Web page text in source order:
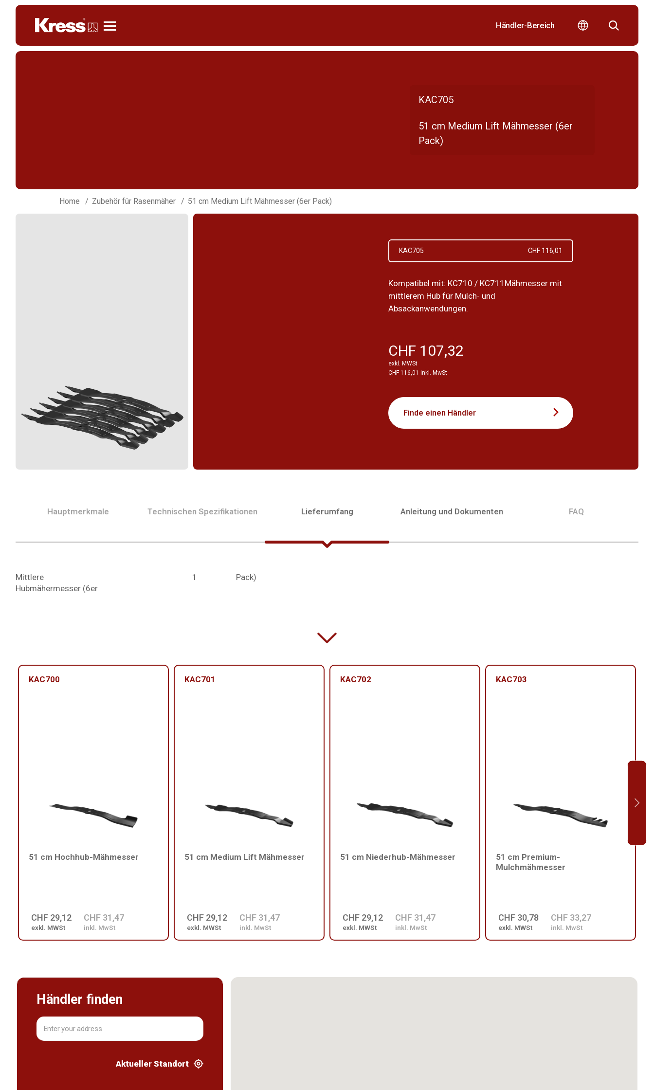
Händler-Bereich
KAC705
51 cm Medium Lift Mähmesser (6er
Pack)
Home Zubehör für Rasenmäher 51 cm Medium Lift Mähmesser (6er Pack)
KAC705 CHF 116,01
Kompatibel mit: KC710 / KC711Mähmesser mit
mittlerem Hub für Mulch- und
Absackanwendungen.
CHF 107,32
exkl. MWSt
CHF 116,01 inkl. MwSt
Finde einen Händler
Hauptmerkmale Technischen Spezifikationen Lieferumfang Anleitung und Dokumenten FAQ
Mittlere
Hubmähermesser (6er
Pack)
1
KAC700
51 cm Hochhub-Mähmesser
CHF 29,12
exkl. MWSt
CHF 31,47
inkl. MwSt
KAC701
51 cm Medium Lift Mähmesser
CHF 29,12
exkl. MWSt
CHF 31,47
inkl. MwSt
KAC702
51 cm Niederhub-Mähmesser
CHF 29,12
exkl. MWSt
CHF 31,47
inkl. MwSt
KAC703
51 cm Premium-
Mulchmähmesser
CHF 30,78
exkl. MWSt
CHF 33,27
inkl. MwSt
Händler finden
Aktueller Standort